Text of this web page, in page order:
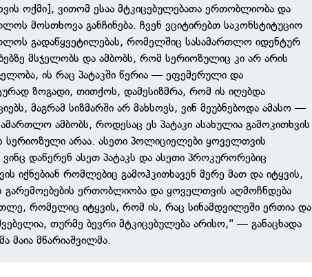
ოქმი], ვითომ ესაა მტკიცებულებათა ერთობლიობა და
მოსთხოვა განჩინება. ჩვენ ვციტირებთ საკონსტიტუციო
გადაწყვეტილებას, რომელშიც სასამართლო იდენტურ
მსჯელობს და ამბობს, რომ სერიოზულიც კი არ არის
ის რაც პატაკში წერია — ეფემერული და
ზოგადი, თითქოს, დამესიზმრა, რომ ის იღებდა
მაგრამ სიზმარში არ მახსოვს, ვინ მეუბნებოდა ამასო —
ამბობს, როდესაც ეს პატაკი ასახულია გამოკითხვის
სერიოზული არაა. ასეთი პოლიციელები ყოველთვის
ვინც დაწერენ ასეთ პატაკს და ასეთი პროკურორებიც
იქნებიან რომლებიც გამოჰკითხავენ მერე მათ და იტყვის,
გარემოებების ერთობლიობა და ყოველთვის აღმოჩნდება
რომელიც იტყვის, რომ ის, რაც სინამდვილეში ერთია და
თურმე ბევრი მტკიცებულება არისო," — განაცხადა
მაია მწარიაშვილმა.